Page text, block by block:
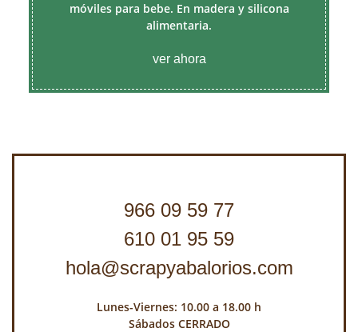
móviles para bebe. En madera y silicona
alimentaria.
ver ahora
966 09 59 77
610 01 95 59
hola@scrapyabalorios.com
Lunes-Viernes: 10.00 a 18.00 h
Sábados CERRADO